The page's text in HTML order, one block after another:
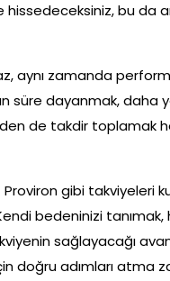
bu da
aynı zamanda
süre dayanmak, daha
de takdir toplamak
Proviron gibi takviyeleri
bedeninizi
sağlayacağı
doğru adımları atma